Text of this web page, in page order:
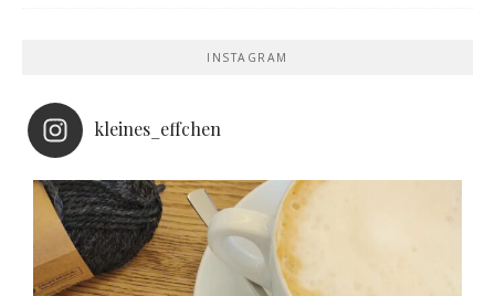
INSTAGRAM
kleines_effchen